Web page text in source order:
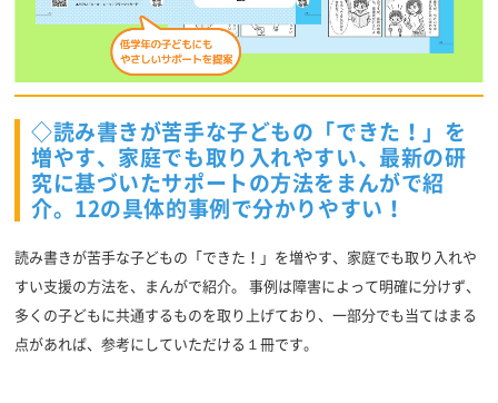
◇読み書きが苦手な子どもの「できた！」を
増やす、家庭でも取り入れやすい、最新の研
究に基づいたサポートの方法をまんがで紹
介。12の具体的事例で分かりやすい！
読み書きが苦手な子どもの「できた！」を増やす、家庭でも取り入れや
すい支援の方法を、まんがで紹介。 事例は障害によって明確に分けず、
多くの子どもに共通するものを取り上げており、一部分でも当てはまる
点があれば、参考にしていただける１冊です。